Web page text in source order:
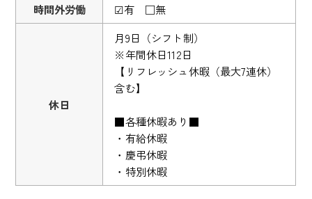
時間外労働
☑有 □無
休日
月9日（シフト制）
※年間休日112日
【リフレッシュ休暇（最大7連休）
含む】
■各種休暇あり■
・有給休暇
・慶弔休暇
・特別休暇